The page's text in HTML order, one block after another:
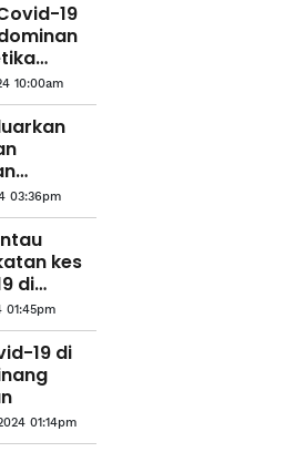
19
dominan
terus
10:00am
03:36pm
kes
di
01:45pm
19 di
01:14pm